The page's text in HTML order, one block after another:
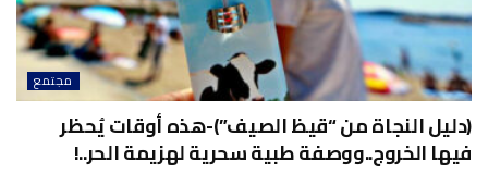
مجتمع
(دليل النجاة من “قيظ الصيف”)-هذه أوقات يُحظر
فيها الخروج..ووصفة طبية سحرية لهزيمة الحر..!